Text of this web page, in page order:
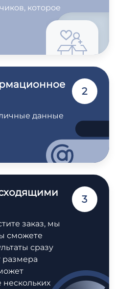
которое
данные
2
заказ, мы
сможете
сразу
размера
3